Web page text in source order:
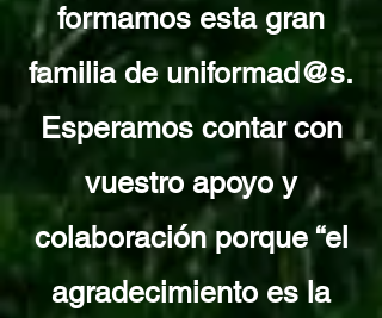
formamos esta gran
familia de uniformad@s.
Esperamos contar con
vuestro apoyo y
colaboración porque “el
agradecimiento es la